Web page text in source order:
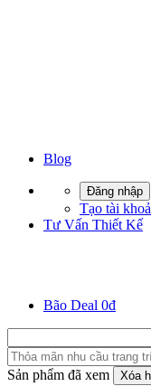
Blog
Đăng nhập
Tạo tài
Tư Vấn Thiết Kế
Bão Deal 0đ
Sản phẩm đã xem Xóa